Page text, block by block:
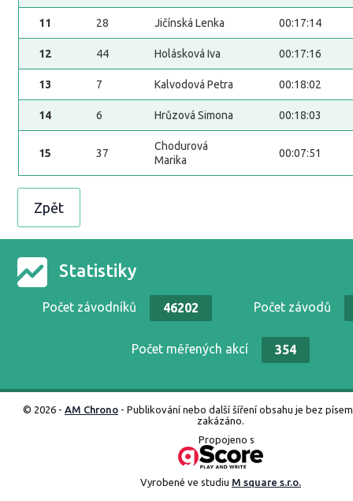
11 28 Jičínská Lenka 00:17:14
12 44 Holásková Iva 00:17:16
13 7 Kalvodová Petra 00:18:02
14 6 Hrůzová Simona 00:18:03
15 37
Chodurová
Marika
00:07:51
Zpět
Statistiky
Počet závodníků 46202 Počet závodů
Počet měřených akcí 354
© 2026 - AM Chrono - Publikování nebo další šíření obsahu je bez
zakázáno.
Propojeno s
Vyrobené ve studiu M square s.r.o.